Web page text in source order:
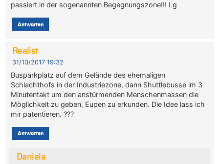
passiert in der sogenannten Begegnungszone!!! Lg
Antworten
Realist
31/10/2017 19:32
Busparkplatz auf dem Gelände des ehemaligen
Schlachthofs in der Industriezone, dann Shuttlebusse im 3
Minutentakt um den anstürmenden Menschenmassen die
Möglichkeit zu geben, Eupen zu erkunden. Die Idee lass ich
mir patentieren. ???
Antworten
Daniela